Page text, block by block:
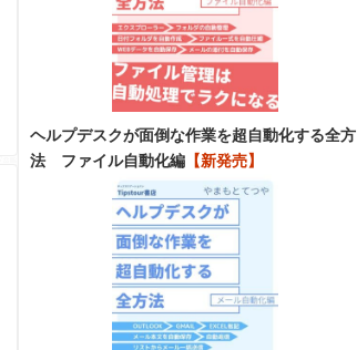
ヘルプデスクが面倒な作業を超自動化する全方
法 ファイル自動化編 【新発売】